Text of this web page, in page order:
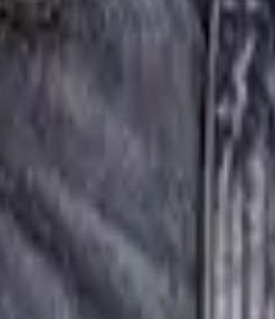
Unser Sortiment
legen. Genieße das gute